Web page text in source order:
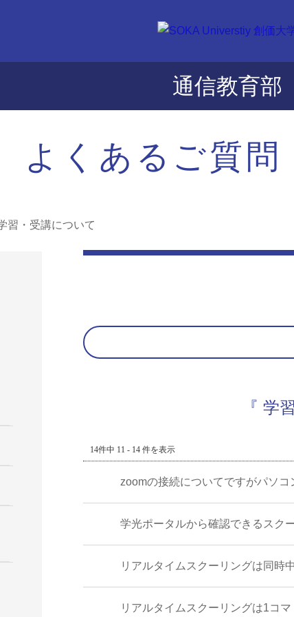
通信教育部
よくあるご質問
習・受講について
『 学
14件中 11 - 14 件を表示
zoomの接続についてですがパソ
学光ポータルから確認できるスク
リアルタイムスクーリングは同時
リアルタイムスクーリングは1コ